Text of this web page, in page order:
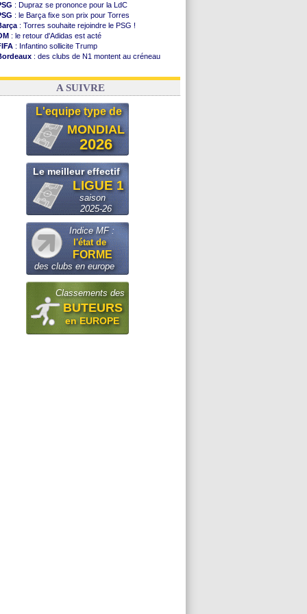
: Dupraz se prononce pour la LdC
: le Barça fixe son prix pour Torres
: Torres souhaite rejoindre le PSG !
: le retour d'Adidas est acté
: Infantino sollicite Trump
: des clubs de N1 montent au créneau
: le démenti de Leipzig pour Diomandé
A SUIVRE
L'equipe type de
MONDIAL
2026
Le meilleur effectif
LIGUE 1
saison
2025-26
Indice MF :
l'état de
FORME
des clubs en europe
Classements des
BUTEURS
en EUROPE